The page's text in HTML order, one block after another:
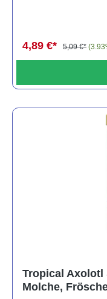
4,89 €* 5,09 €*
Tropical Axolotl
Molche,